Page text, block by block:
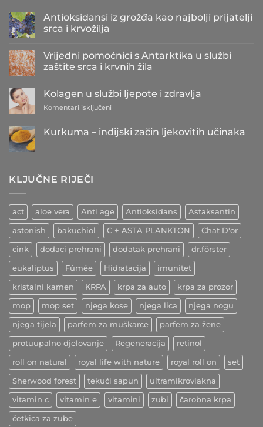
Antioksidansi iz grožđa kao najbolji prijatelji
srca i krvožilja
na
Antioksidansi
iz
najbolji
prijatelji
srca
Vrijedni pomoćnici s Antarktika u službi
zaštite srca i krvnih žila
na
Vrijedni
pomoćnici
u
žila
Kolagen u službi ljepote i zdravlja
Komentari isključeni
u
službi
Kurkuma – indijski začin ljekovitih učinaka
indijski
učinaka
KLJUČNE RIJEČI
act aloe vera Anti age Antioksidans Astaksantin
astonish bakuchiol C + ASTA PLANKTON Chat D'or
cink dodaci prehrani dodatak prehrani dr.förster
eukaliptus Fúmée Hidratacija imunitet
kristalni kamen KRPA krpa za auto krpa za prozor
mop mop set njega kose njega lica njega nogu
njega tijela parfem za muškarce parfem za žene
protuupalno djelovanje Regeneracija retinol
roll on natural royal life with nature royal roll on set
Sherwood forest tekući sapun ultramikrovlakna
vitamin c vitamin e vitamini zubi čarobna krpa
četkica za zube